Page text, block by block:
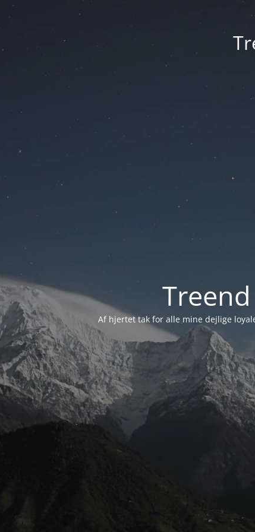
Af hjertet tak for alle mine dejlige